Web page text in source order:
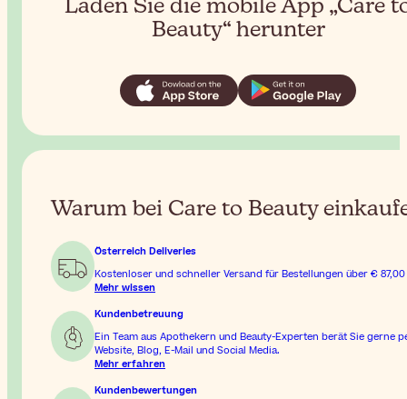
Laden Sie die mobile App „Care
Beauty“ herunter
Warum bei Care to Beauty
Österreich Deliveries
Kostenloser und schneller Versand für Bestellungen über € 87,00
Mehr wissen
Kundenbetreuung
Ein Team aus Apothekern und Beauty-Experten berät Sie gerne
Website, Blog, E-Mail und Social Media.
Mehr erfahren
Kundenbewertungen